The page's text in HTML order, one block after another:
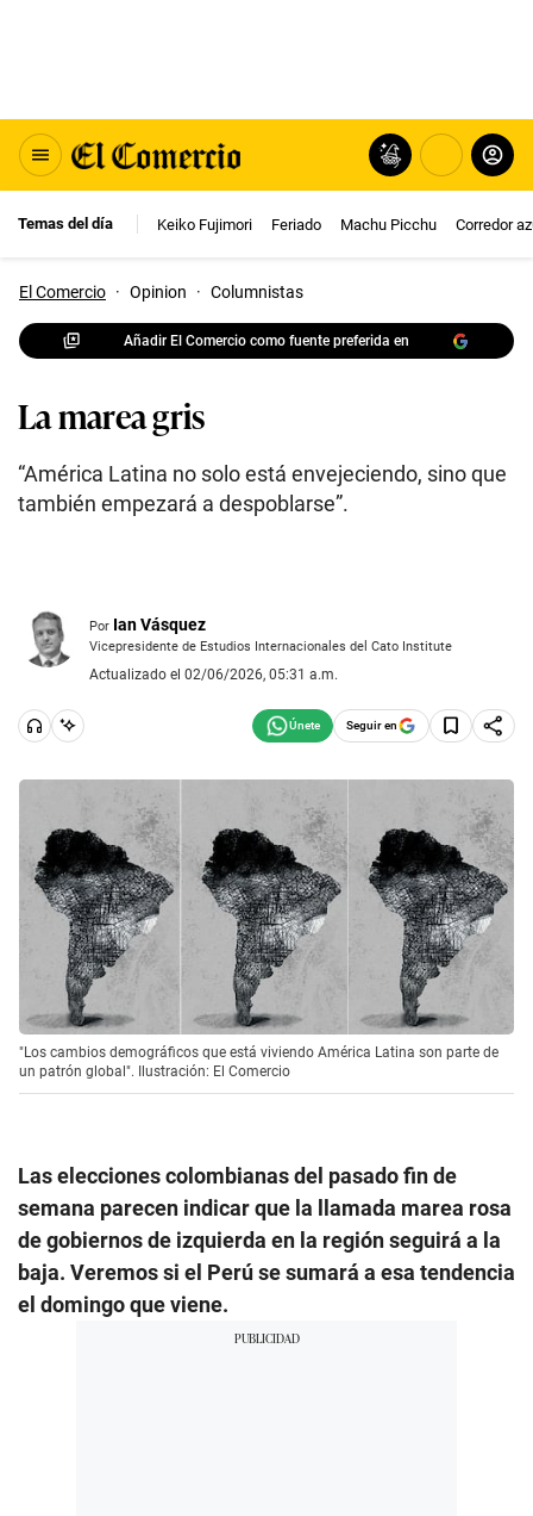
Temas del día Keiko Fujimori Feriado Machu Picchu Corredor
El Comercio · Opinion · Columnistas
Añadir El Comercio como fuente preferida en
La marea gris
“América Latina no solo está envejeciendo, sino que
también empezará a despoblarse”.
Por Ian Vásquez
Vicepresidente de Estudios Internacionales del Cato Institute
Actualizado el 02/06/2026, 05:31 a.m.
Seguir en
"Los cambios demográficos que está viviendo América Latina son parte de
un patrón global". Ilustración: El Comercio
Las elecciones colombianas del pasado fin de
semana parecen indicar que la llamada marea rosa
de gobiernos de izquierda en la región seguirá a la
baja. Veremos si el Perú se sumará a esa tendencia
el domingo que viene.